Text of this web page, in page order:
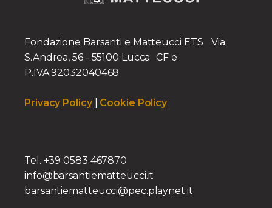
Fondazione Barsanti e Matteucci ETS Via
S.Andrea, 56 - 55100 Lucca CF e
P.IVA 92032040468
Privacy Policy| Cookie Policy
Tel. +39 0583 467870
info@barsantiematteucci.it
barsantiematteucci@pec.playnet.it